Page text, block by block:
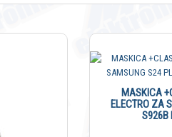
MASKICA
ELECTRO ZA
S926B